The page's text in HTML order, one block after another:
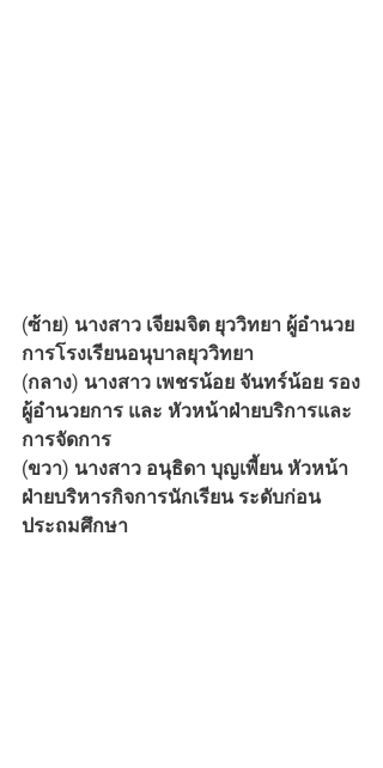
(ซ้าย) นางสาว เจียมจิต ยุววิทยา ผู้อำนวย
การโรงเรียนอนุบาลยุววิทยา
(กลาง) นางสาว เพชรน้อย จันทร์น้อย รอง
ผู้อำนวยการ และ หัวหน้าฝ่ายบริการและ
การจัดการ
(ขวา) นางสาว อนุธิดา บุญเพี้ยน หัวหน้า
ฝ่ายบริหารกิจการนักเรียน ระดับก่อน
ประถมศึกษา